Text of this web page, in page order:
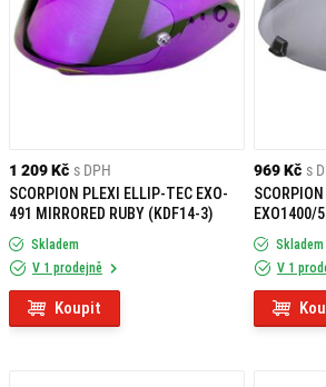
1 209 Kč s DPH
SCORPION PLEXI ELLIP-TEC EXO-
491 MIRRORED RUBY (KDF14-3)
Skladem
V 1 prodejně
Koupit
969 Kč s
EXO1400/
Skladem
V 1